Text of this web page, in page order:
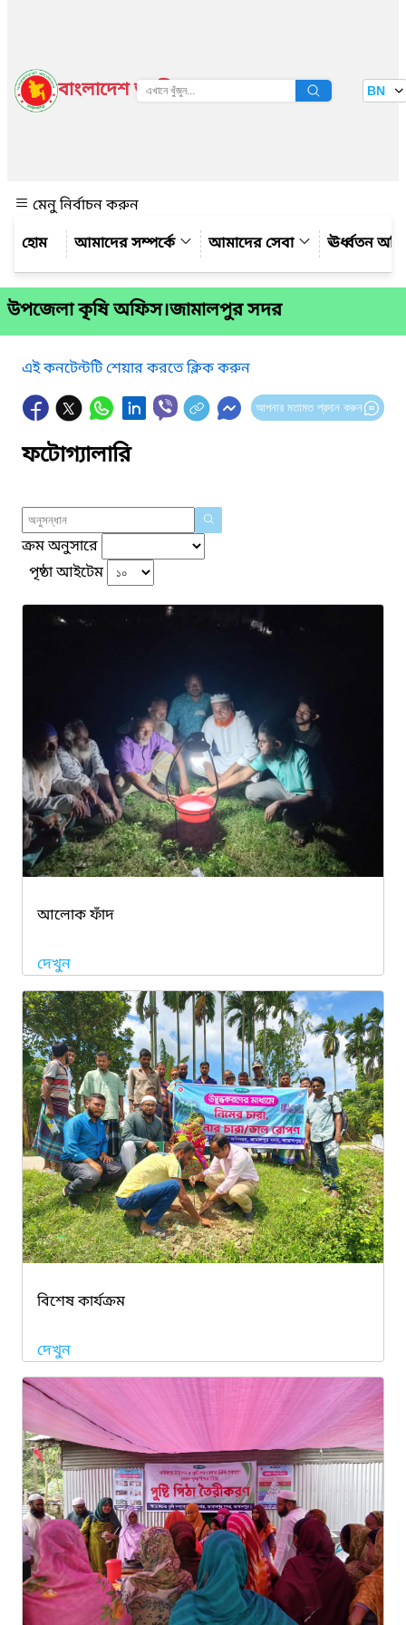
বাংলাদেশ জাতীয় তথ্য বাতায়ন BN
মেনু নির্বাচন করুন
আমাদের সম্পর্কে
আমাদের সেবা ঊর্ধ্বতন
উপজেলা কৃষি অফিস।জামালপুর সদর
এই কনটেন্টটি শেয়ার করতে ক্লিক করুন
আপনার মতামত প্রদান করুন
ফটোগ্যালারি
ক্রম অনুসারে
পৃষ্ঠা আইটেম
আলোক ফাঁদ
দেখুন
বিশেষ কার্যক্রম
দেখুন